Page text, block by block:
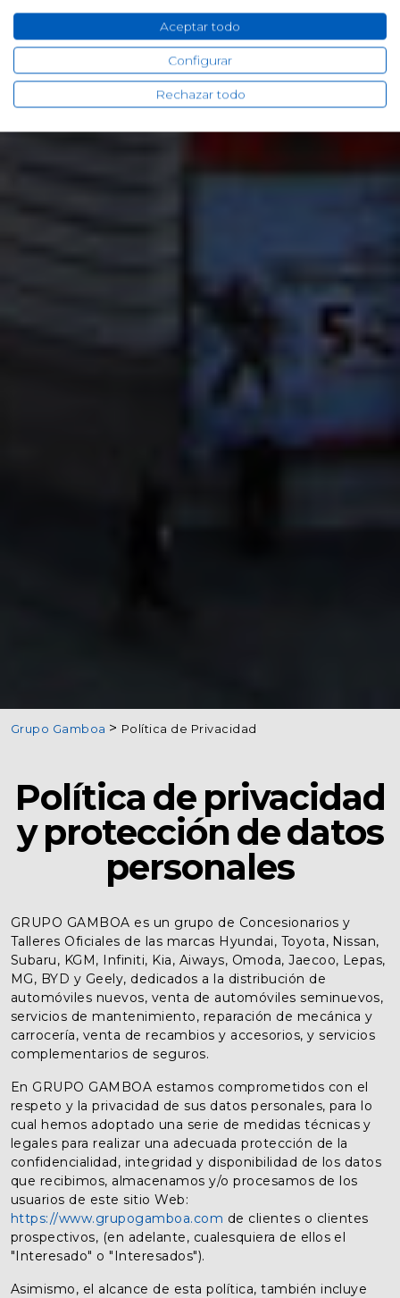
Grupo Gamboa Política de Privacidad
Política de privacidad
y protección de datos
personales
GRUPO GAMBOA es un grupo de Concesionarios y
Talleres Oficiales de las marcas Hyundai, Toyota, Nissan,
Subaru, KGM, Infiniti, Kia, Aiways, Omoda, Jaecoo, Lepas,
MG, BYD y Geely, dedicados a la distribución de
automóviles nuevos, venta de automóviles seminuevos,
servicios de mantenimiento, reparación de mecánica y
carrocería, venta de recambios y accesorios, y servicios
complementarios de seguros.
En GRUPO GAMBOA estamos comprometidos con el
respeto y la privacidad de sus datos personales, para lo
cual hemos adoptado una serie de medidas técnicas y
legales para realizar una adecuada protección de la
confidencialidad, integridad y disponibilidad de los datos
que recibimos, almacenamos y/o procesamos de los
usuarios de este sitio Web:
https://www.grupogamboa.com de clientes o clientes
prospectivos, (en adelante, cualesquiera de ellos el
"Interesado" o "Interesados").
Asimismo, el alcance de esta política, también incluye
Aceptar todo
Configurar
Rechazar todo